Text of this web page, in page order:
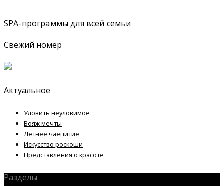
SPA-программы для всей семьи
Свежий номер
Актуальное
Уловить неуловимое
Вояж мечты
Летнее чаепитие
Искусство роскоши
Представления о красоте
Разделы